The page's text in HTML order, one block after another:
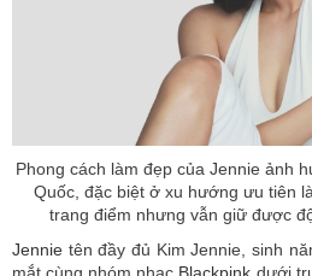
Phong cách làm đẹp của Jennie ảnh
Quốc, đặc biệt ở xu hướng ưu tiên
trang điểm nhưng vẫn giữ được
Jennie tên đầy đủ Kim Jennie, sinh